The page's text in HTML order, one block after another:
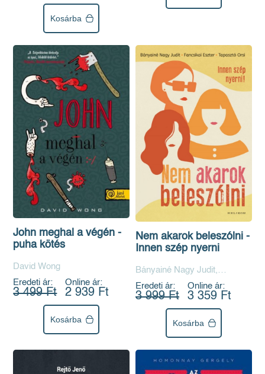
Kosárba
John meghal a végén -
puha kötés
David Wong
Eredeti ár:
3 499 Ft
Online ár:
2 939 Ft
Kosárba
Nem akarok beleszólni -
Innen szép nyerni
Bányainé Nagy Judit,
Fancsikai Eszter, Tapasztó
Orsi
Eredeti ár:
3 999 Ft
Online ár:
3 359 Ft
Kosárba